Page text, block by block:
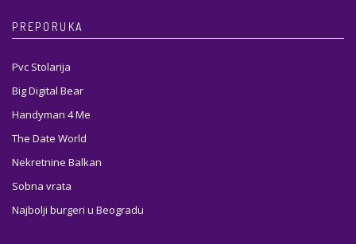
PREPORUKA
Pvc Stolarija
Big Digital Bear
Handyman 4 Me
The Date World
Nekretnine Balkan
Sobna vrata
Najbolji burgeri u Beogradu